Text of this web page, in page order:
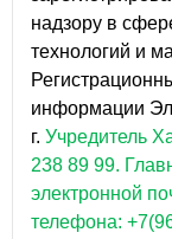
надзору в
технологий и
информации
г. Учредитель
238 89 99.
электронной
телефона: